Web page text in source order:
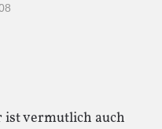
ist vermutlich auch